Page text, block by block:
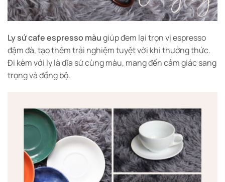
Ly sứ cafe espresso màugiúp đem lại trọn vị espresso
đậm đà, tạo thêm trải nghiệm tuyệt vời khi thưởng thức.
Đi kèm với ly là dĩa sứ cùng màu, mang đến cảm giác sang
trọng và đồng bộ.